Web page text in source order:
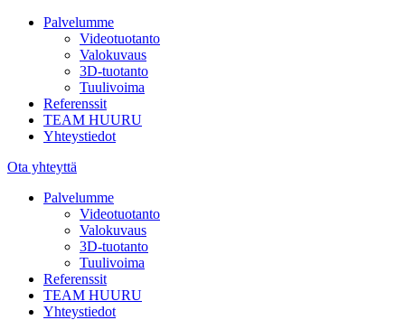
Palvelumme
Videotuotanto
Valokuvaus
3D-tuotanto
Tuulivoima
Referenssit
TEAM HUURU
Yhteystiedot
Ota yhteyttä
Palvelumme
Videotuotanto
Valokuvaus
3D-tuotanto
Tuulivoima
Referenssit
TEAM HUURU
Yhteystiedot